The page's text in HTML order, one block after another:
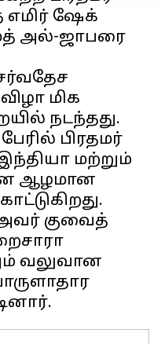
எமிர் ஷேக்
அல்-ஜாபரை
மிக
நடந்தது.
பிரதமர்
மற்றும்
ஆழமான
குவைத்
வலுவான